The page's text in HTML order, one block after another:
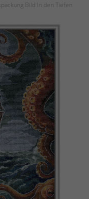
Bild In den Tiefen